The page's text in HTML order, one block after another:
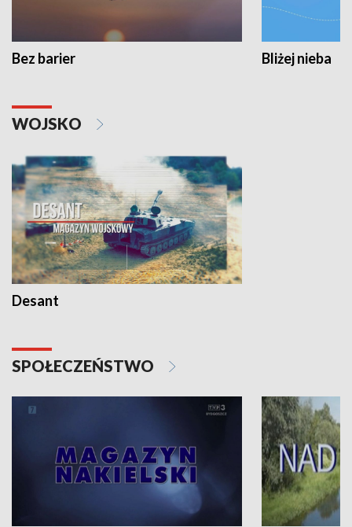
Bez barier Bliżej nieba
WOJSKO
Desant
SPOŁECZEŃSTWO